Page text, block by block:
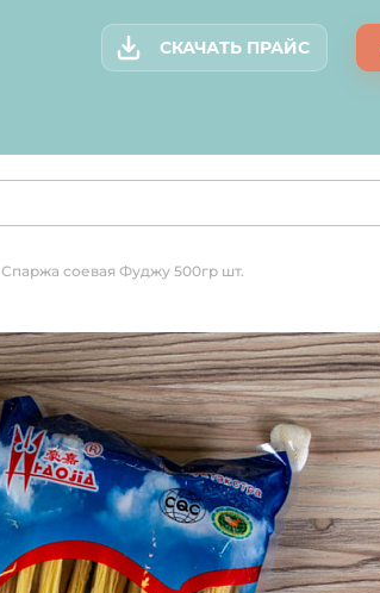
СКАЧАТЬ ПРАЙС
Спаржа соевая Фуджу 500гр шт.